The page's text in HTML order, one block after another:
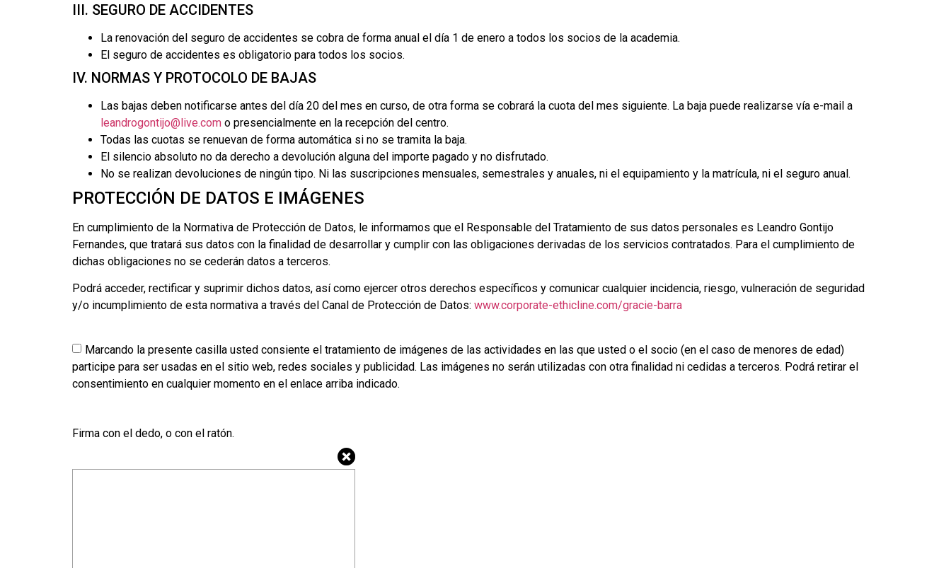
III. SEGURO DE ACCIDENTES
La renovación del seguro de accidentes se cobra de forma anual el día 1 de enero a todos los socios de la academia.
El seguro de accidentes es obligatorio para todos los socios.
IV. NORMAS Y PROTOCOLO DE BAJAS
Las bajas deben notificarse antes del día 20 del mes en curso, de otra forma se cobrará la cuota del mes siguiente. La baja puede realizarse vía e-mail a
leandrogontijo@live.com o presencialmente en la recepción del centro.
Todas las cuotas se renuevan de forma automática si no se tramita la baja.
El silencio absoluto no da derecho a devolución alguna del importe pagado y no disfrutado.
No se realizan devoluciones de ningún tipo. Ni las suscripciones mensuales, semestrales y anuales, ni el equipamiento y la matrícula, ni el seguro anual.
PROTECCIÓN DE DATOS E IMÁGENES
En cumplimiento de la Normativa de Protección de Datos, le informamos que el Responsable del Tratamiento de sus datos personales es Leandro Gontijo
Fernandes, que tratará sus datos con la finalidad de desarrollar y cumplir con las obligaciones derivadas de los servicios contratados. Para el cumplimiento de
dichas obligaciones no se cederán datos a terceros.
Podrá acceder, rectificar y suprimir dichos datos, así como ejercer otros derechos específicos y comunicar cualquier incidencia, riesgo, vulneración de seguridad
y/o incumplimiento de esta normativa a través del Canal de Protección de Datos: www.corporate-ethicline.com/gracie-barra
Marcando la presente casilla usted consiente el tratamiento de imágenes de las actividades en las que usted o el socio (en el caso de menores de edad)
participe para ser usadas en el sitio web, redes sociales y publicidad. Las imágenes no serán utilizadas con otra finalidad ni cedidas a terceros. Podrá retirar el
consentimiento en cualquier momento en el enlace arriba indicado.
Firma con el dedo, o con el ratón.